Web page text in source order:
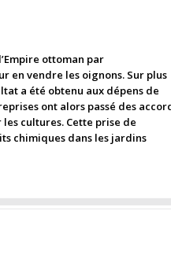
ottoman par
en vendre les oignons. Sur plus
a été obtenu aux dépens de
ont alors passé des
cultures. Cette prise de
chimiques dans les jardins